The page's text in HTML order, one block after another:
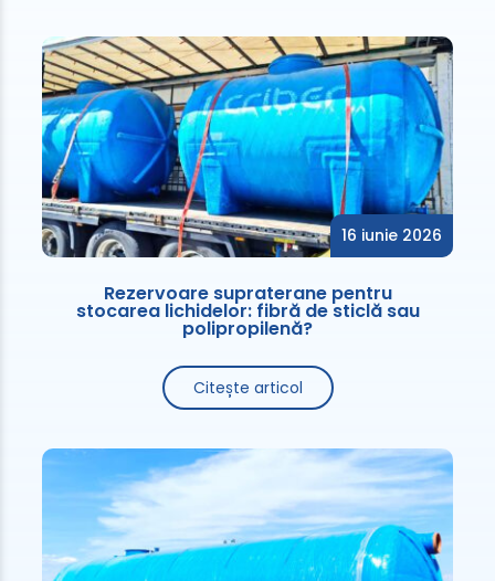
16 iunie 2026
Rezervoare supraterane pentru
stocarea lichidelor: fibră de sticlă sau
polipropilenă?
Citește articol